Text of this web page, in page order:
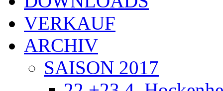
VERKAUF
ARCHIV
SAISON 2017